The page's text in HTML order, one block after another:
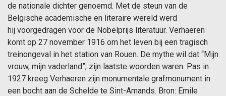
de nationale dichter genoemd. Met de steun van de
Belgische academische en literaire wereld werd
hij voorgedragen voor de Nobelprijs literatuur. Verhaeren
komt op 27 november 1916 om het leven bij een tragisch
treinongeval in het station van Rouen. De mythe wil dat “Mijn
vrouw, mijn vaderland”, zijn laatste woorden waren. Pas in
1927 kreeg Verhaeren zijn monumentale grafmonument in
een bocht aan de Schelde te Sint-Amands. Bron: Emile